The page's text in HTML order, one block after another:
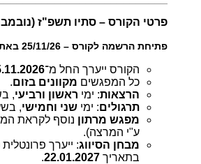
פרטי הקורס – סתיו תשפ"ז (נובמבר
פתיחת הרשמה לקורס – 25/11/26 באתר ביהס
הקורס ייערך החל מ־15.11.2026 עד
כל המפגשים מקוונים בזום.
הרצאות: ימי ראשון ורביעי,
תרגולים: ימי שני וחמישי,
מפגש מרתון נוסף לקראת
ע"י המרצה).
מבחן הסיווג: ייערך
בתאריך 22.01.2027
.